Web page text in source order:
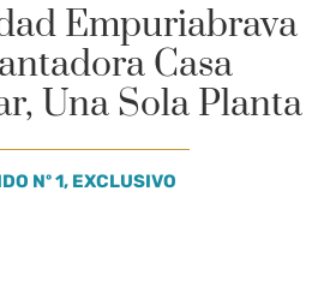
Empuriabrava
Casa
Una Sola Planta
Nº 1, EXCLUSIVO